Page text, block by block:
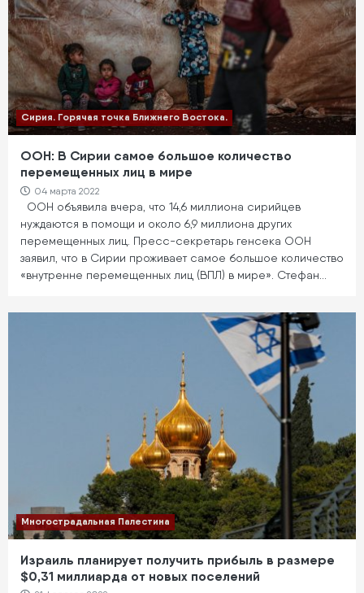
Сирия. Горячая точка Ближнего Востока.
ООН: В Сирии самое большое количество
перемещенных лиц в мире
04 марта 2022
ООН объявила вчера, что 14,6 миллиона сирийцев
нуждаются в помощи и около 6,9 миллиона других
перемещенных лиц. Пресс-секретарь генсека ООН
заявил, что в Сирии проживает самое большое количество
«внутренне перемещенных лиц (ВПЛ) в мире». Стефан…
Многострадальная Палестина
Израиль планирует получить прибыль в размере
$0,31 миллиарда от новых поселений